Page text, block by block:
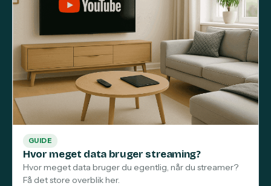
GUIDE
Hvor meget data bruger streaming?
Hvor meget data bruger du egentlig, når du streamer?
Få det store overblik her.